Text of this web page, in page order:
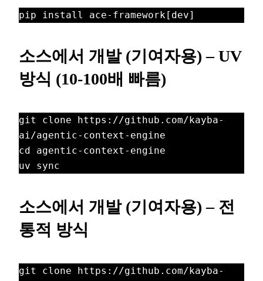
pip install ace-framework[dev]
소스에서 개발 (기여자용) – UV
방식 (10-100배 빠름)
git clone https://github.com/kayba-
ai/agentic-context-engine
cd agentic-context-engine
uv sync
소스에서 개발 (기여자용) – 전
통적 방식
git clone https://github.com/kayba-